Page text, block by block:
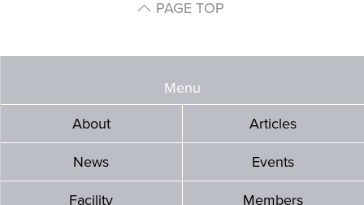
PAGE TOP
Menu
About
Articles
News Events
Facility Members